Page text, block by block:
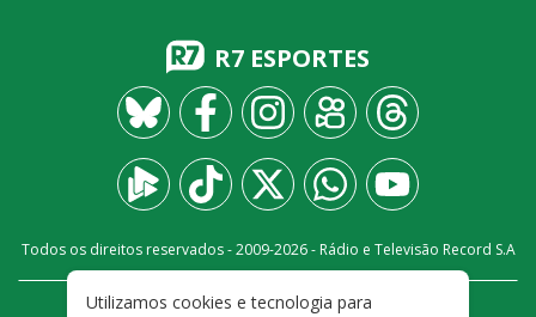
R7 ESPORTES
Todos os direitos reservados - 2009-2026- Rádio e Televisão Record S.A
Utilizamos cookies e tecnologia para